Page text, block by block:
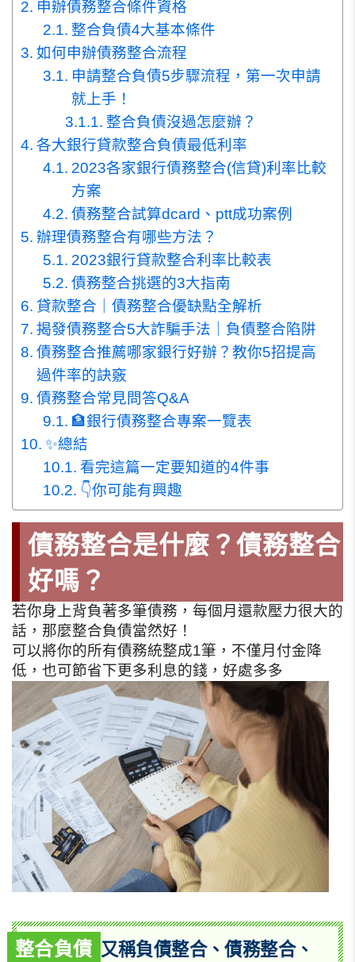
申辦債務整合條件資格
整合負債4大基本條件
如何申辦債務整合流程
申請整合負債5步驟流程，第一次申請
就上手！
整合負債沒過怎麼辦？
各大銀行貸款整合負債最低利率
2023各家銀行債務整合(信貸)利率比較
方案
債務整合試算dcard、ptt成功案例
辦理債務整合有哪些方法？
2023銀行貸款整合利率比較表
債務整合挑選的3大指南
貸款整合｜債務整合優缺點全解析
揭發債務整合5大詐騙手法｜負債整合陷阱
債務整合推薦哪家銀行好辦？教你5招提高
過件率的訣竅
債務整合常見問答Q&A
🏦銀行債務整合專案一覽表
✨總結
看完這篇一定要知道的4件事
👇你可能有興趣
債務整合是什麼？債務整合
好嗎？
若你身上背負著多筆債務，每個月還款壓力很大的
話，那麼整合負債當然好！
可以將你的所有債務統整成1筆，不僅月付金降
低，也可節省下更多利息的錢，好處多多
整合負債 又稱負債整合、債務整合、